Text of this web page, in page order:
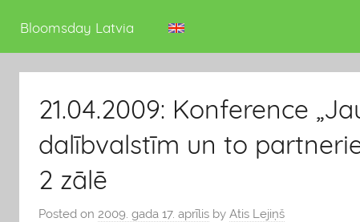
Bloomsday Latvia
21.04.2009: Konference
dalībvalstīm un to
2 zālē
Posted on 2009. gada 17. aprīlis by Atis Lejiņš